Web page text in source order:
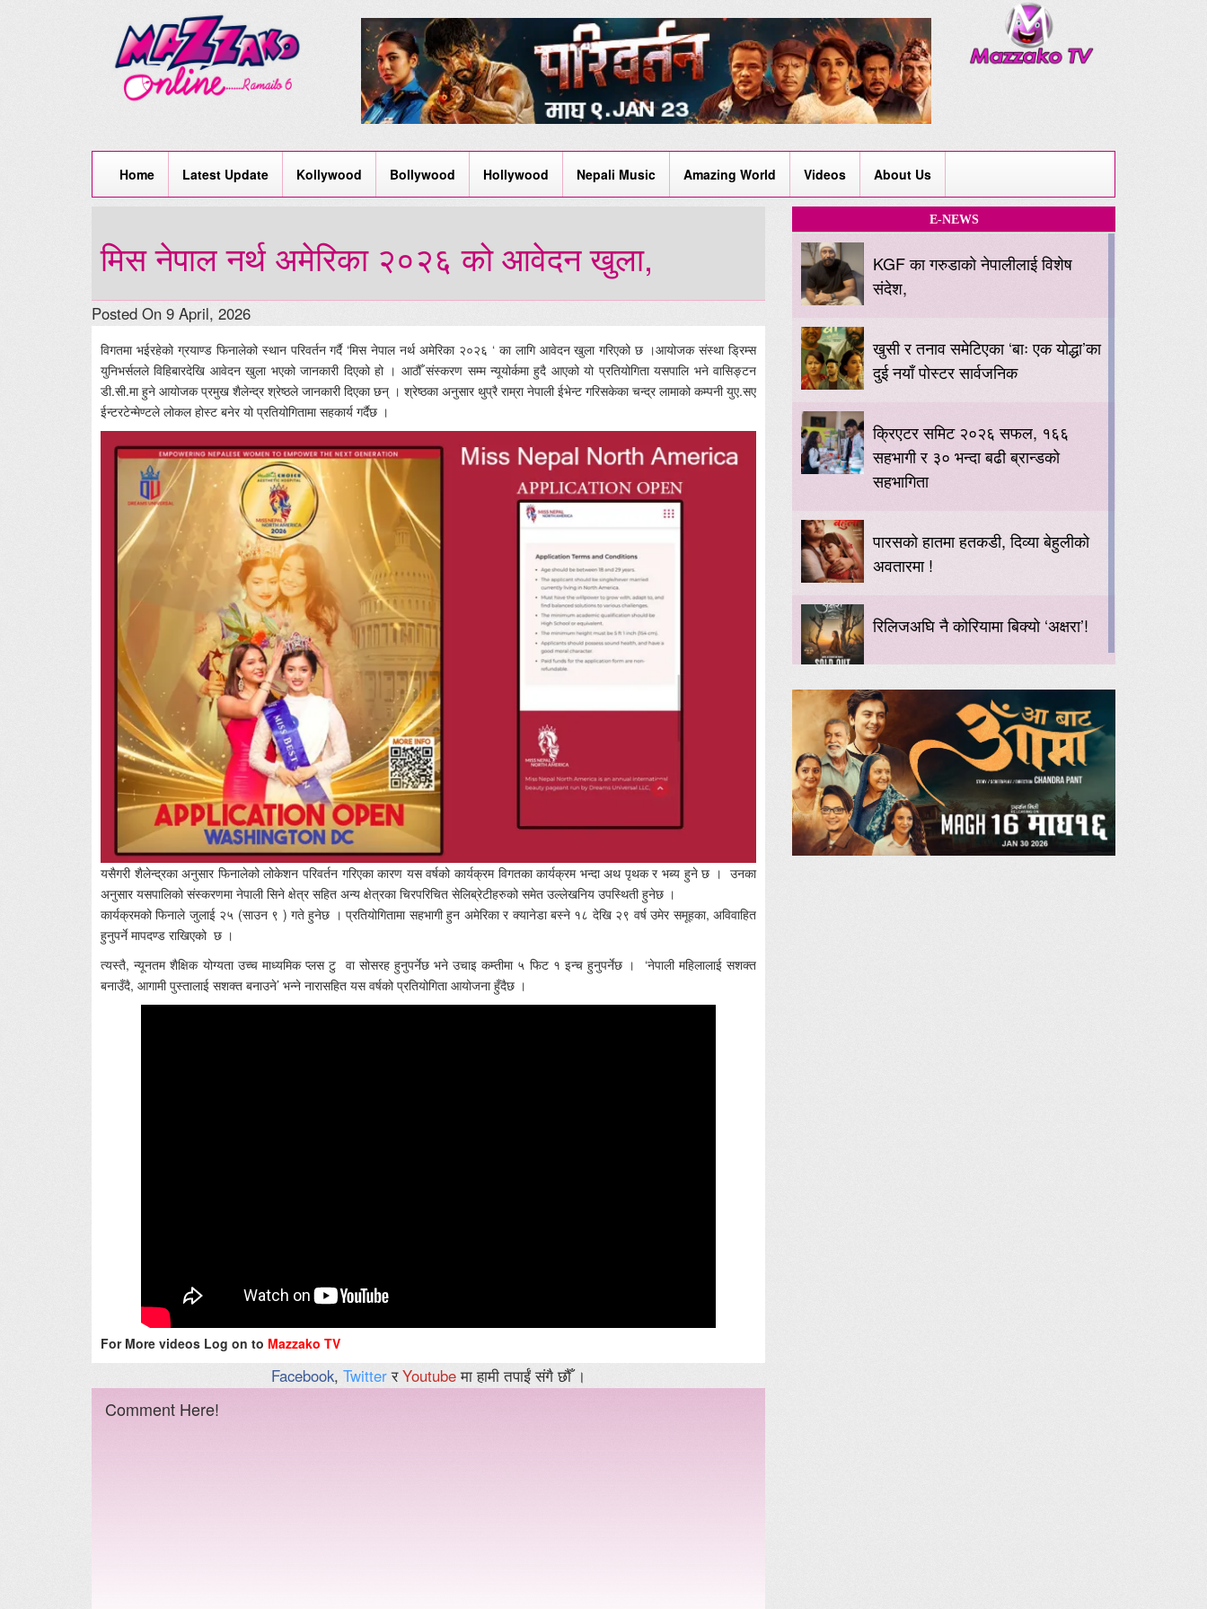
Home Latest Update Kollywood Bollywood Hollywood Nepali Music Amazing World Videos About Us
मिस नेपाल नर्थ अमेरिका २०२६ को आवेदन खुला,
Posted On 9 April, 2026
विगतमा भईरहेको ग्रयाण्ड फिनालेको स्थान परिवर्तन गर्दै ‘मिस नेपाल नर्थ अमेरिका २०२६ ‘ का लागि आवेदन खुला गरिएको छ ।आयोजक संस्था ड्रिम्स
युनिभर्सलले विहिबारदेखि आवेदन खुला भएको जानकारी दिएको हो । आठौँ संस्करण सम्म न्यूयोर्कमा हुदै आएको यो प्रतियोगिता यसपालि भने वासिङ्टन
डी.सी.मा हुने आयोजक प्रमुख शैलेन्द्र श्रेष्ठले जानकारी दिएका छन् । श्रेष्ठका अनुसार थुप्रै राम्रा नेपाली ईभेन्ट गरिसकेका चन्द्र लामाको कम्पनी युए.सए
ईन्टरटेन्मेण्टले लोकल होस्ट बनेर यो प्रतियोगितामा सहकार्य गर्दैछ ।
यसैगरी शैलेन्द्रका अनुसार फिनालेको लोकेशन परिवर्तन गरिएका कारण यस वर्षको कार्यक्रम विगतका कार्यक्रम भन्दा अथ पृथक र भब्य हुने छ । उनका
अनुसार यसपालिको संस्करणमा नेपाली सिने क्षेत्र सहित अन्य क्षेत्रका चिरपरिचित सेलिब्रेटीहरुको समेत उल्लेखनिय उपस्थिती हुनेछ ।
कार्यक्रमको फिनाले जुलाई २५ (साउन ९ ) गते हुनेछ । प्रतियोगितामा सहभागी हुन अमेरिका र क्यानेडा बस्ने १८ देखि २९ वर्ष उमेर समूहका, अविवाहित
हुनुपर्ने मापदण्ड राखिएको छ ।
त्यस्तै, न्यूनतम शैक्षिक योग्यता उच्च माध्यमिक प्लस टु वा सोसरह हुनुपर्नेछ भने उचाइ कम्तीमा ५ फिट १ इन्च हुनुपर्नेछ । ‘नेपाली महिलालाई सशक्त
बनाउँदै, आगामी पुस्तालाई सशक्त बनाउने’ भन्ने नारासहित यस वर्षको प्रतियोगिता आयोजना हुँदैछ ।
For More videos Log on to Mazzako TV
Facebook, TwitterरYoutubeमा हामी तपाईं संगै छौँ ।
Comment Here!
E-NEWS
KGF का गरुडाको नेपालीलाई विशेष
संदेश,
खुसी र तनाव समेटिएका ‘बाः एक योद्धा’का
दुई नयाँ पोस्टर सार्वजनिक
क्रिएटर समिट २०२६ सफल, १६६
सहभागी र ३० भन्दा बढी ब्रान्डको
सहभागिता
पारसको हातमा हतकडी, दिव्या बेहुलीको
अवतारमा !
रिलिजअघि नै कोरियामा बिक्यो ‘अक्षरा’!